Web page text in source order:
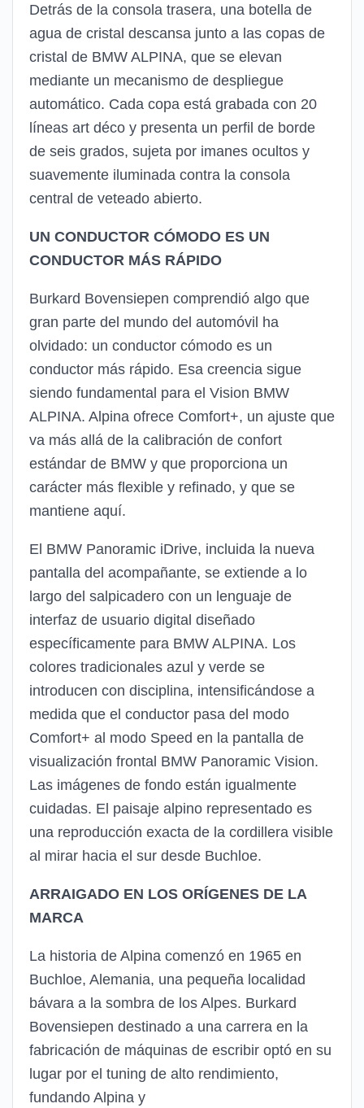
Detrás de la consola trasera, una botella de
agua de cristal descansa junto a las copas de
cristal de BMW ALPINA, que se elevan
mediante un mecanismo de despliegue
automático. Cada copa está grabada con 20
líneas art déco y presenta un perfil de borde
de seis grados, sujeta por imanes ocultos y
suavemente iluminada contra la consola
central de veteado abierto.
UN CONDUCTOR CÓMODO ES UN
CONDUCTOR MÁS RÁPIDO
Burkard Bovensiepen comprendió algo que
gran parte del mundo del automóvil ha
olvidado: un conductor cómodo es un
conductor más rápido. Esa creencia sigue
siendo fundamental para el Vision BMW
ALPINA. Alpina ofrece Comfort+, un ajuste que
va más allá de la calibración de confort
estándar de BMW y que proporciona un
carácter más flexible y refinado, y que se
mantiene aquí.
El BMW Panoramic iDrive, incluida la nueva
pantalla del acompañante, se extiende a lo
largo del salpicadero con un lenguaje de
interfaz de usuario digital diseñado
específicamente para BMW ALPINA. Los
colores tradicionales azul y verde se
introducen con disciplina, intensificándose a
medida que el conductor pasa del modo
Comfort+ al modo Speed en la pantalla de
visualización frontal BMW Panoramic Vision.
Las imágenes de fondo están igualmente
cuidadas. El paisaje alpino representado es
una reproducción exacta de la cordillera visible
al mirar hacia el sur desde Buchloe.
ARRAIGADO EN LOS ORÍGENES DE LA
MARCA
La historia de Alpina comenzó en 1965 en
Buchloe, Alemania, una pequeña localidad
bávara a la sombra de los Alpes. Burkard
Bovensiepen destinado a una carrera en la
fabricación de máquinas de escribir optó en su
lugar por el tuning de alto rendimiento,
fundando Alpina y